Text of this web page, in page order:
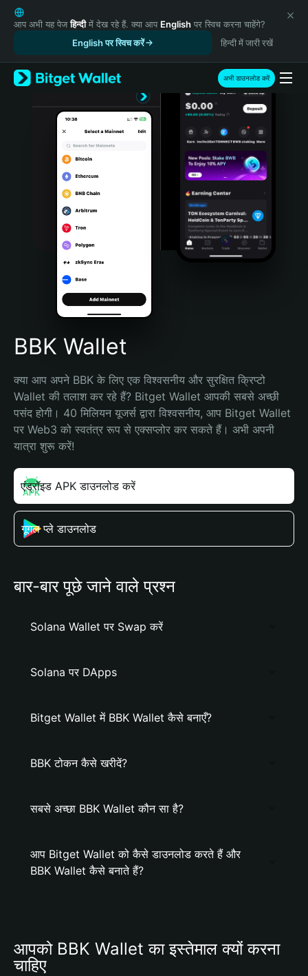
English
日本語
Русский
Español (Latinoamérica)
Türkçe
Português (Portugal)
Bahasa Indonesia
Português (Brasil)
Español (Argentina)
आप अभी यह पेजहिन्दीमें देख रहे हैं. क्या आप English पर स्विच करना चाहेंगे?
English पर स्विच करें
हिन्दी में जारी रखें
अभी डाउनलोड करें
BBK Wallet
क्या आप अपने BBK के लिए एक विश्वसनीय और सुरक्षित क्रिप्टो
Wallet की तलाश कर रहे हैं? Bitget Wallet आपकी सबसे अच्छी
पसंद होगी। 40 मिलियन यूजर्स द्वारा विश्वसनीय, आप Bitget Wallet
पर Web3 को स्वतंत्र रूप से एक्सप्लोर कर सकते हैं। अभी अपनी
यात्रा शुरू करें!
एंड्रॉइड APK डाउनलोड करें
गूगल प्ले डाउनलोड
बार-बार पूछे जाने वाले प्रश्न
Solana Wallet पर Swap करें
Solana पर DApps
Bitget Wallet में BBK Wallet कैसे बनाएँ?
BBK टोकन कैसे खरीदें?
सबसे अच्छा BBK Wallet कौन सा है?
आप Bitget Wallet को कैसे डाउनलोड करते हैं और
BBK Wallet कैसे बनाते हैं?
आपको BBK Wallet का इस्तेमाल क्यों करना
चाहिए